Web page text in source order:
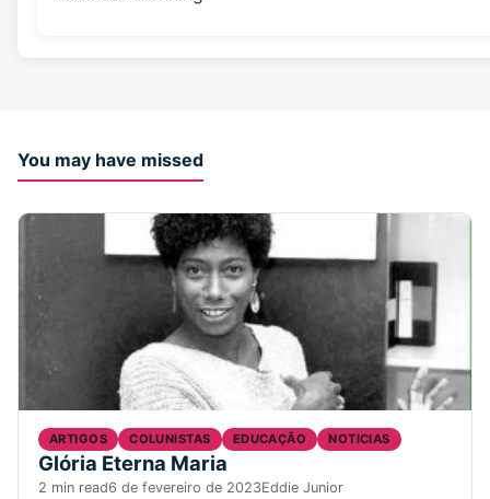
You may have missed
ARTIGOS COLUNISTAS EDUCAÇÃO NOTICIAS
Glória Eterna Maria
2 min read6 de fevereiro de 2023Eddie Junior